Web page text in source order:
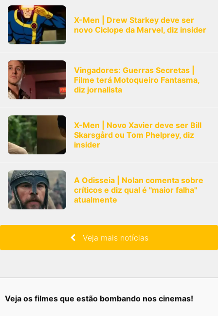
X-Men | Drew Starkey deve ser
novo Ciclope da Marvel, diz insider
Vingadores: Guerras Secretas |
Filme terá Motoqueiro Fantasma,
diz jornalista
X-Men | Novo Xavier deve ser Bill
Skarsgård ou Tom Phelprey, diz
insider
A Odisseia | Nolan comenta sobre
críticos e diz qual é "maior falha"
atualmente
Veja mais notícias
Veja os filmes que estão bombando nos cinemas!